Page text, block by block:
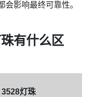
会影响最终可靠性。
有什么区
3528灯珠